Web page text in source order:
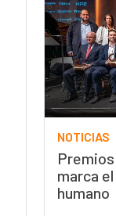
NOTICIAS
marca
humano